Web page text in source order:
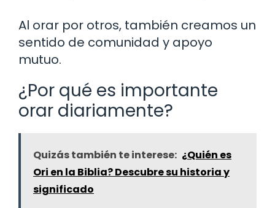
Al orar por otros, también creamos un
sentido de comunidad y apoyo
mutuo.
¿Por qué es importante
orar diariamente?
Quizás también te interese: ¿Quién es
Ori en la Biblia? Descubre su historia y
significado